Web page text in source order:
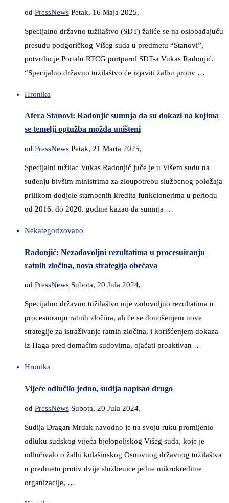
od PressNews Petak, 16 Maja 2025,
Specijalno državno tužilaštvo (SDT) žaliće se na oslobađajuću
presudu podgoričkog Višeg suda u predmetu “Stanovi”,
potvrdio je Portalu RTCG portparol SDT-a Vukas Radonjić.
“Specijalno državno tužilaštvo će izjaviti žalbu protiv …
Hronika
Afera Stanovi: Radonjić sumnja da su dokazi na kojima
se temelji optužba možda uništeni
od PressNews Petak, 21 Marta 2025,
Specijalni tužilac Vukas Radonjić juče je u Višem sudu na
suđenju bivšim ministrima za zloupotrebu službenog položaja
prilikom dodjele stambenih kredita funkcionerima u periodu
od 2016. do 2020. godine kazao da sumnja …
Nekategorizovano
Radonjić: Nezadovoljni rezultatima u procesuiranju
ratnih zločina, nova strategija obećava
od PressNews Subota, 20 Jula 2024,
Specijalno državno tužilaštvo nije zadovoljno rezultatima u
procesuiranju ratnih zločina, ali će se donošenjem nove
strategije za istraživanje ratnih zločina, i korišćenjem dokaza
iz Haga pred domaćim sudovima, ojačati proaktivan …
Hronika
Vijeće odlučilo jedno, sudija napisao drugo
od PressNews Subota, 20 Jula 2024,
Sudija Dragan Mrdak navodno je na svoju ruku promijenio
odluku sudskog vijeća bjelopoljskog Višeg suda, koje je
odlučivalo o žalbi kolašinskog Osnovnog državnog tužilaštva
u predmetu protiv dvije službenice jedne mikrokreditne
organizacije, …